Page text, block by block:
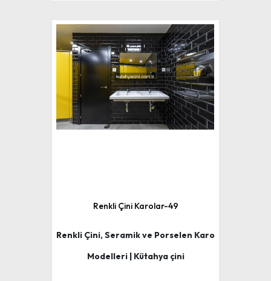
Renkli Çini Karolar-49
Renkli Çini, Seramik ve Porselen Karo
Modelleri | Kütahya çini